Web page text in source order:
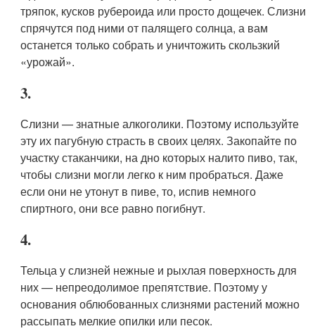
тряпок, кусков рубероида или просто дощечек. Слизни
спрячутся под ними от палящего солнца, а вам
останется только собрать и уничтожить скользкий
«урожай».
3.
Слизни — знатные алкоголики. Поэтому используйте
эту их пагубную страсть в своих целях. Закопайте по
участку стаканчики, на дно которых налито пиво, так,
чтобы слизни могли легко к ним пробраться. Даже
если они не утонут в пиве, то, испив немного
спиртного, они все равно погибнут.
4.
Тельца у слизней нежные и рыхлая поверхность для
них — непреодолимое препятствие. Поэтому у
основания облюбованных слизнями растений можно
рассыпать мелкие опилки или песок.